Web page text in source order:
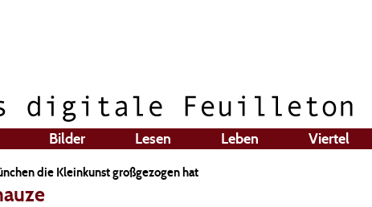
Bilder Lesen Leben Viertel
die Kleinkunst großgezogen hat